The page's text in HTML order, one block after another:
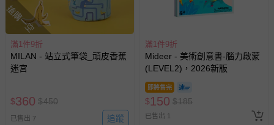
搶購一空
滿1件9折
MILAN - 站立式筆袋_頑皮香蕉
迷宮
$360 $450
已售出 7 追蹤
滿1件9折
Mideer - 美術創意書-腦力啟蒙
(LEVEL2)，2026新版
即將售完
$150 $185
已售出 1